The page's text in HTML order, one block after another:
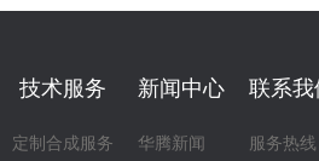
技术服务
定制合成服务
新闻中心
华腾新闻
联系我
服务热线